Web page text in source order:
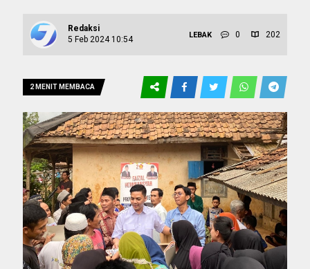
Redaksi
5 Feb 2024 10:54
LEBAK 0 202
2 MENIT MEMBACA